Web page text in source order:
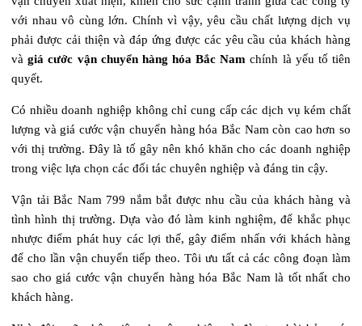
với nhau vô cùng lớn. Chính vì vậy, yêu cầu chất lượng dịch vụ
phải được cải thiện và đáp ứng được các yêu cầu của khách hàng
vàgiá cước vận chuyển hàng hóa Bắc Nam chính là yếu tố tiên
quyết.
Có nhiều doanh nghiệp không chỉ cung cấp các dịch vụ kém chất
lượng và giá cước vận chuyển hàng hóa Bắc Nam còn cao hơn so
với thị trường. Đây là tố gây nên khó khăn cho các doanh nghiệp
trong việc lựa chọn các đối tác chuyên nghiệp và đáng tin cậy.
Vận tải Bắc Nam 799 nắm bắt được nhu cầu của khách hàng và
tình hình thị trường. Dựa vào đó làm kinh nghiệm, để khắc phục
nhược điểm phát huy các lợi thế, gây điểm nhấn với khách hàng
để cho lần vận chuyển tiếp theo. Tôi ưu tất cả các công đoạn làm
sao cho giá cước vận chuyển hàng hóa Bắc Nam là tốt nhất cho
khách hàng.